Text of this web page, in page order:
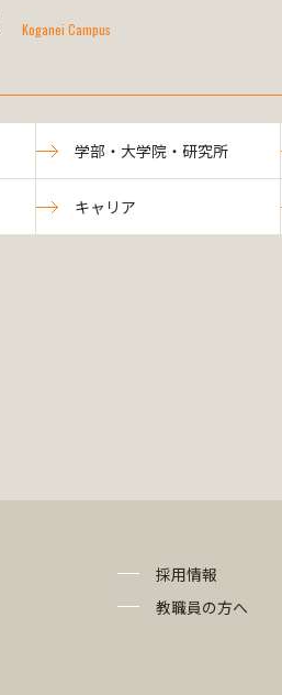
Koganei Campus
学部・大学院・研究所
キャリア
採用情報
教職員の方へ